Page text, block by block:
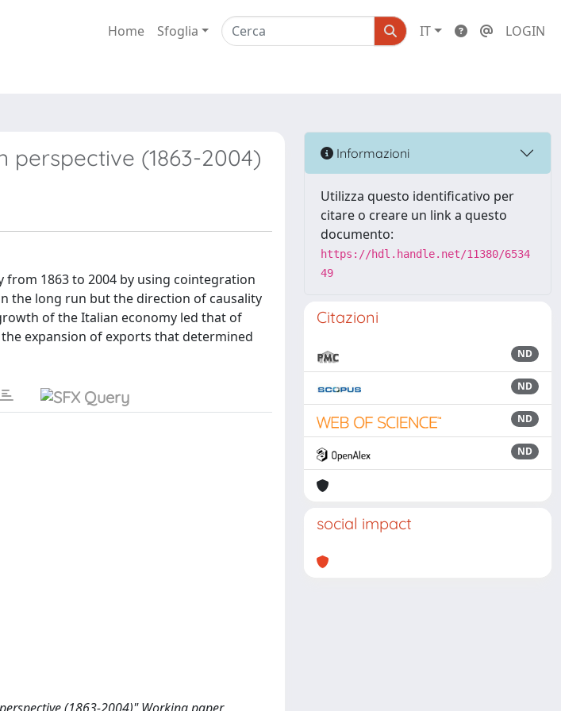
Home Sfoglia IT LOGIN
(1863-2004)
1863 to 2004 by using cointegration
the long run but the direction of causality
of the Italian economy led that of
expansion of exports that determined
Informazioni
Utilizza questo identificativo per
citare o creare un link a questo
documento:
https://hdl.handle.net/11380/6534
49
Citazioni
ND
ND
ND
ND
social impact